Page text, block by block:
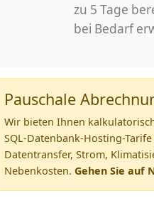
zu 5 Tage
bei Bedarf
Pauschale
Wir bieten Ihnen
SQL-Datenbank-Hosting-
Datentransfer, Strom,
Nebenkosten. Gehen Sie auf